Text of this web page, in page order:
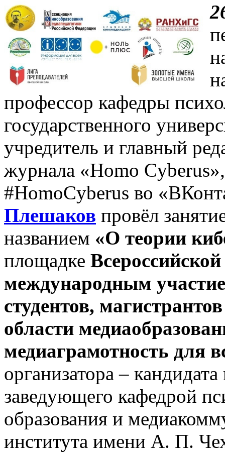
профессор кафедры
государственного
учредитель и главный
журнала «Homo
#HomoCyberus во
Плешаков провёл
названием «О теории
площадке
международным
студентов,
области
медиаграмотность для
организатора –
заведующего кафедрой
образования и
института имени А. П.